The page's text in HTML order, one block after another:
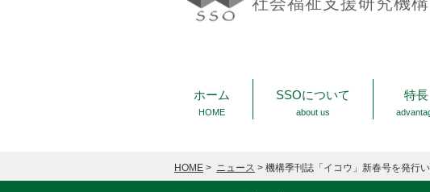
ホーム
HOME
SSOについて
about us
特長
HOME > ニュース > 機構季刊誌「イコウ」新春号を発行